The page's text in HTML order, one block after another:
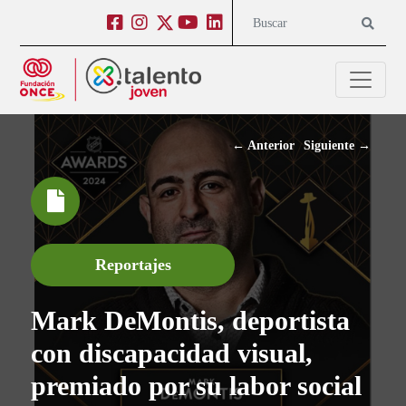
FacebookInstagram
TwitterYoutube
Buscar
← Anterior Siguiente →
Mark DeMontis, deportista
con discapacidad visual,
premiado por su labor social
Reportajes